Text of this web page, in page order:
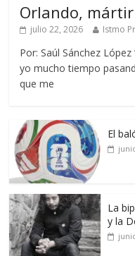
Orlando,
julio 22, 2026 Istmo
Por: Saúl Sánchez
yo mucho tiempo
que me
El
La
y la